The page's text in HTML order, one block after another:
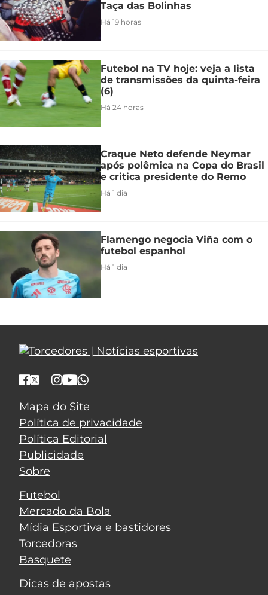
Taça das Bolinhas
Há 19 horas
Futebol na TV hoje: veja a lista
de transmissões da quinta-feira
(6)
Há 24 horas
Craque Neto defende Neymar
após polêmica na Copa do Brasil
e critica presidente do Remo
Há 1 dia
Flamengo negocia Viña com o
futebol espanhol
Há 1 dia
Mapa do Site
Política de privacidade
Política Editorial
Publicidade
Sobre
Futebol
Mercado da Bola
Mídia Esportiva e bastidores
Torcedoras
Basquete
Dicas de apostas